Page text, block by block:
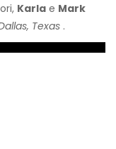
Karla e Mark
Texas .